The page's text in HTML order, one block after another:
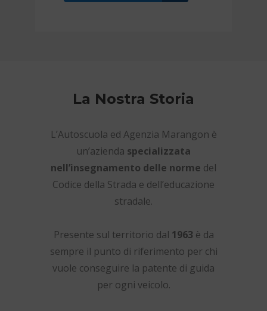
La Nostra Storia
L’Autoscuola ed Agenzia Marangon è
un’azienda specializzata
nell’insegnamento delle norme del
Codice della Strada e dell’educazione
stradale.
Presente sul territorio dal 1963 è da
sempre il punto di riferimento per chi
vuole conseguire la patente di guida
per ogni veicolo.